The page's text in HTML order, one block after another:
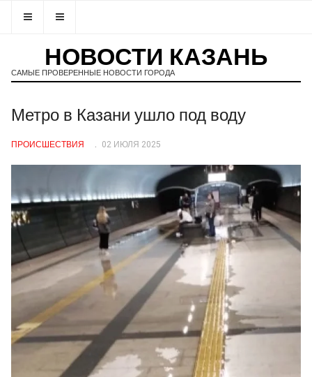
НОВОСТИ КАЗАНЬ
САМЫЕ ПРОВЕРЕННЫЕ НОВОСТИ ГОРОДА
Метро в Казани ушло под воду
ПРОИСШЕСТВИЯ 02 ИЮЛЯ 2025